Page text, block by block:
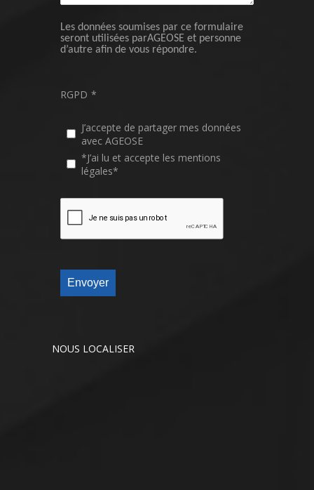
Les données soumises par ce formulaire
seront utilisées parAGEOSE et personne
d’autre afin de vous répondre.
RGPD *
J’accepte de partager mes données
avec AGEOSE
*J’ai lu et accepte les mentions
légales*
Envoyer
NOUS LOCALISER